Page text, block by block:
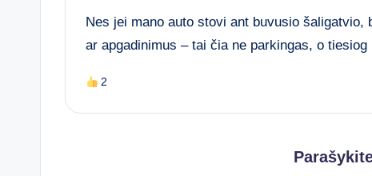
Nes jei mano auto stovi ant buvusio
ar apgadinimus – tai čia ne parkingas, o
2